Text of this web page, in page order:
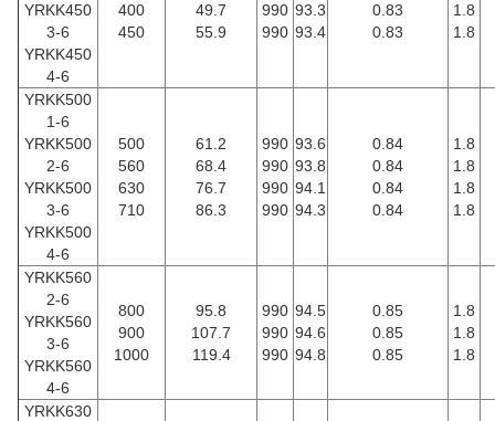
YRKK450
3-6
YRKK450
4-6
400
450
49.7
55.9
990
990
93.3
93.4
0.83
0.83
1.8
1.8
YRKK500
1-6
YRKK500
2-6
YRKK500
3-6
YRKK500
4-6
500
560
630
710
61.2
68.4
76.7
86.3
990
990
990
990
93.6
93.8
94.1
94.3
0.84
0.84
0.84
0.84
1.8
1.8
1.8
1.8
YRKK560
2-6
YRKK560
3-6
YRKK560
4-6
800
900
1000
95.8
107.7
119.4
990
990
990
94.5
94.6
94.8
0.85
0.85
0.85
1.8
1.8
1.8
YRKK630